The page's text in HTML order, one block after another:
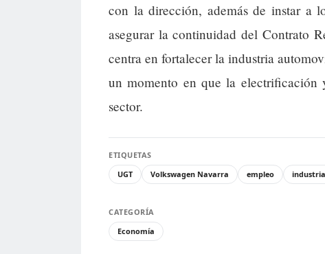
con la dirección, además de instar a
asegurar la continuidad del Contrato
centra en fortalecer la industria
un momento en que la
sector.
ETIQUETAS
UGT
Volkswagen Navarra empleo industria
CATEGORÍA
Economía